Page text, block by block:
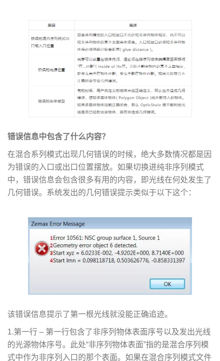
错误信息中包含了什么内容？
在混合系列模式出现几何错误的时候，绝大多数情况都是因
为错误的入口或出口位置摆放。如果切换进纯非序列模式
中，错误信息会包含很多有用的内容，即光线在何处发生了
几何错误。系统发出的几何错误提示类似于以下这个：
该错误信息提示了第一根光线就没能正确追迹。
1.第一行 – 第一行包含了非序列物体表面序号以及发出光线
的光源物体序号。此处“非序列物体表面”指的是混合序列模
式中作为非序列入口的那个表面。如果在混合序列模式文件